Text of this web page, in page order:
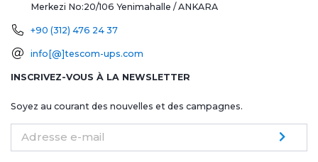
Merkezi No:20/106 Yenimahalle / ANKARA
+90 (312) 476 24 37
info[@]tescom-ups.com
INSCRIVEZ-VOUS À LA NEWSLETTER
Soyez au courant des nouvelles et des campagnes.
Adresse e-mail